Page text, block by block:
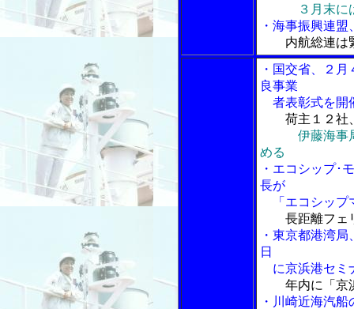
３月末に
・海事振興連
内航総連は
・国交省、２
良事業
者表彰式を開
荷主１２社
伊藤海事
める
・エコシップ･
長が
「エコシップ
長距離フェ
・東京都港湾
日
に京浜港セミ
年内に「京
・川崎近海汽